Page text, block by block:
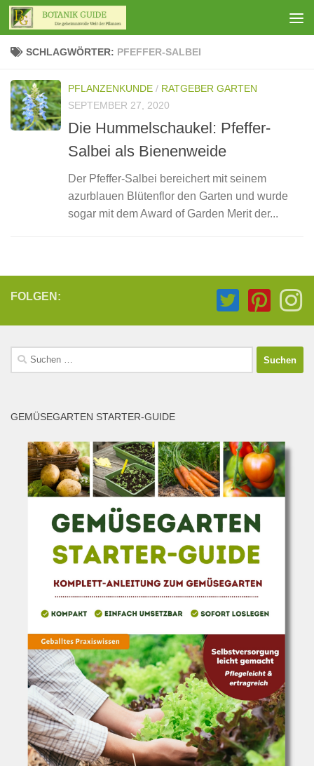
Zum Inhalt springen
SCHLAGWÖRTER: PFEFFER-SALBEI
PFLANZENKUNDE / RATGEBER GARTEN
SEPTEMBER 27, 2020
Die Hummelschaukel: Pfeffer-
Salbei als Bienenweide
Der Pfeffer-Salbei bereichert mit seinem
azurblauen Blütenflor den Garten und wurde
sogar mit dem Award of Garden Merit der...
FOLGEN:
Suchen
nach:
GEMÜSEGARTEN STARTER-GUIDE